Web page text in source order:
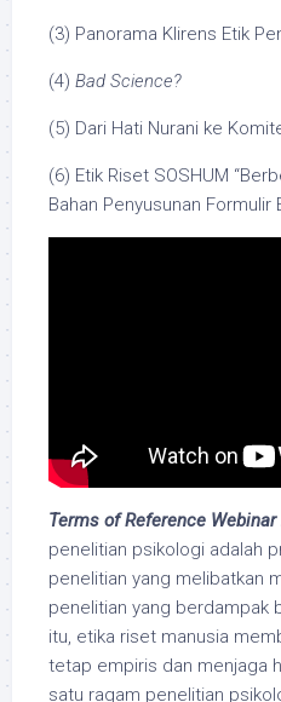
(3) Panorama Klirens Etik
(4) Bad Science?
(5) Dari Hati Nurani ke
(6) Etik Riset SOSHUM
Bahan Penyusunan Formulir
Terms of Reference
penelitian psikologi adalah
penelitian yang melibatkan
penelitian yang berdampak
itu, etika riset manusia
tetap empiris dan menjaga
satu ragam penelitian